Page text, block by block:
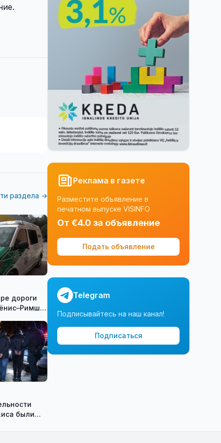
раздела →
дороги
были
Реклама в газете
Разместите объявление в
печатном выпуске VISINFO
От €4.0 за объявление
Подать объявление
Telegram
Подписывайтесь на наш канал!
Подписаться